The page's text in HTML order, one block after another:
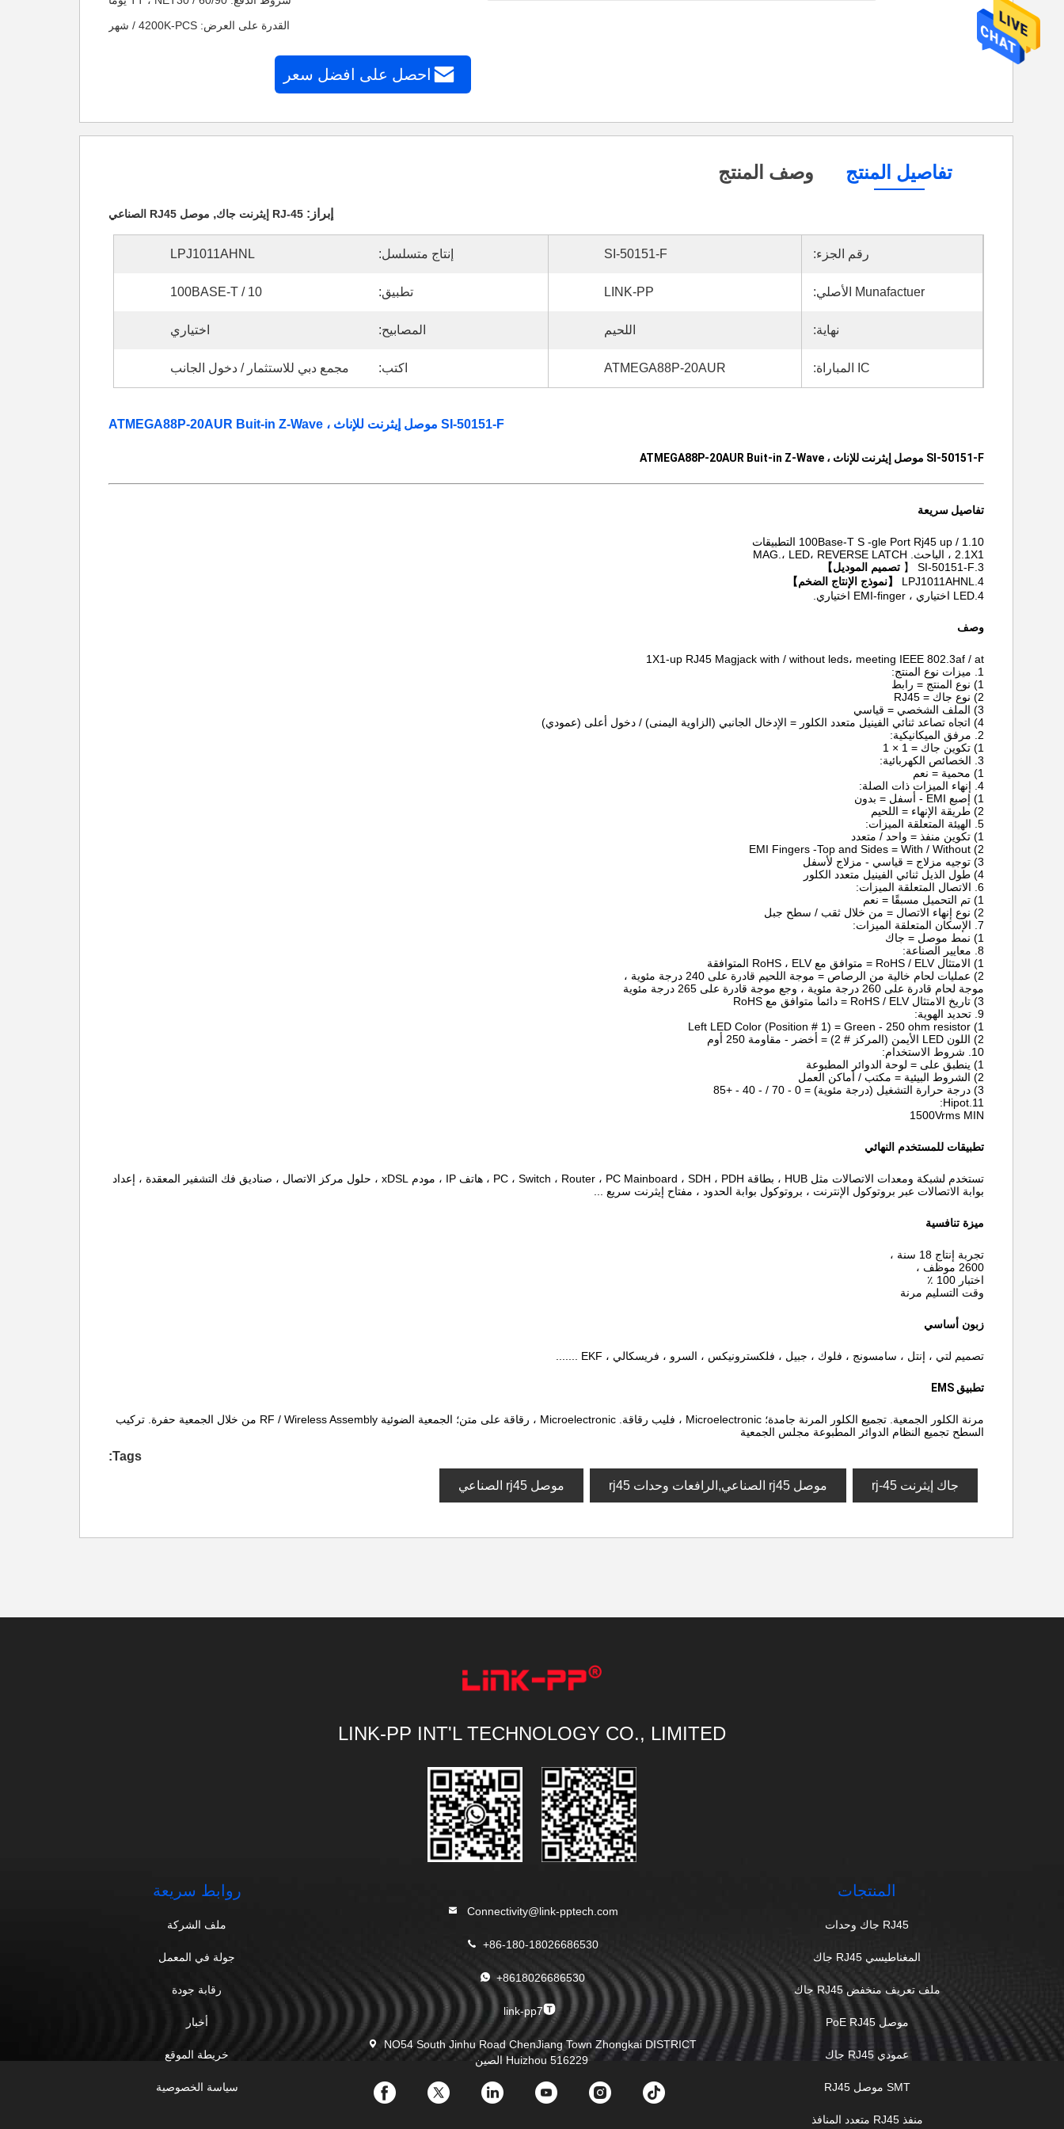
القدرة على العرض: 4200K-PCS / شهر
احصل على افضل سعر
تفاصيل المنتج وصف المنتج
إبراز: RJ-45 إيثرنت جاك , موصل RJ45 الصناعي
رقم الجزء: SI-50151-F إنتاج متسلسل: LPJ1011AHNL
Munafactuer الأصلي: LINK-PP تطبيق: 10 / 100BASE-T
نهاية: اللحيم المصابيح: اختياري
IC المباراة: ATMEGA88P-20AUR اكتب: مجمع دبي للاستثمار / دخول الجانب
SI-50151-F موصل إيثرنت للإناث ، ATMEGA88P-20AUR Buit-in Z-Wave
SI-50151-F موصل إيثرنت للإناث ، ATMEGA88P-20AUR Buit-in Z-Wave
تفاصيل سريعة
1.10 / 100Base-T
S -gle Port Rj45 up التطبيقات
2.1X1 ، الباحث. MAG.، LED، REVERSE LATCH
3.SI-50151-F 【
تصميم الموديل】
4.LPJ1011AHNL
【نموذج الإنتاج الضخم】
4.LED اختياري ، EMI-finger اختياري.
وصف
1X1-up RJ45 Magjack with / without leds، meeting IEEE 802.3af / at
1. ميزات نوع المنتج:
1) نوع المنتج = رابط
2) نوع جاك = RJ45
3) الملف الشخصي = قياسي
4) اتجاه تصاعد ثنائي الفينيل متعدد الكلور = الإدخال الجانبي (الزاوية اليمنى) / دخول أعلى (عمودي)
2. مرفق الميكانيكية:
1) تكوين جاك = 1 × 1
3. الخصائص الكهربائية:
1) محمية = نعم
4. إنهاء الميزات ذات الصلة:
1) إصبع EMI - أسفل = بدون
2) طريقة الإنهاء = اللحيم
5. الهيئة المتعلقة الميزات:
1) تكوين منفذ = واحد / متعدد
2) EMI Fingers -Top and Sides = With / Without
3) توجيه مزلاج = قياسي - مزلاج لأسفل
4) طول الذيل ثنائي الفينيل متعدد الكلور
6. الاتصال المتعلقة الميزات:
1) تم التحميل مسبقًا = نعم
2) نوع إنهاء الاتصال = من خلال ثقب / سطح جبل
7. الإسكان المتعلقة الميزات:
1) نمط موصل = جاك
8. معايير الصناعة:
1) الامتثال RoHS / ELV = متوافق مع RoHS ، ELV المتوافقة
2) عمليات لحام خالية من الرصاص = موجة اللحيم قادرة على 240 درجة مئوية ،
موجة لحام قادرة على 260 درجة مئوية ، وجع موجة قادرة على 265 درجة مئوية
3) تاريخ الامتثال RoHS / ELV = دائما متوافق مع RoHS
9. تحديد الهوية:
1) Left LED Color (Position # 1) = Green - 250 ohm resistor
2) اللون LED الأيمن (المركز # 2) = أخضر - مقاومة 250 أوم
10. شروط الاستخدام:
1) ينطبق على = لوحة الدوائر المطبوعة
2) الشروط البيئية = مكتب / أماكن العمل
3) درجة حرارة التشغيل (درجة مئوية) = 0 - 70 / - 40 - +85
11.Hipot:
1500Vrms MIN
تطبيقات للمستخدم النهائي
تستخدم لشبكة ومعدات الاتصالات مثل HUB ، بطاقة PC ، Switch ، Router ، PC Mainboard ، SDH ، PDH ، هاتف IP ، مودم xDSL ،
حلول مركز الاتصال ، صناديق فك التشفير المعقدة ، إعداد
بوابة الاتصالات عبر بروتوكول الإنترنت ، بروتوكول بوابة الحدود ، مفتاح إيثرنت سريع ...
ميزة تنافسية
تجربة إنتاج 18 سنة ،
2600 موظف ،
اختبار 100 ٪
وقت التسليم مرنة
زبون أساسي
تصميم لتي ، إنتل ، سامسونج ، فلوك ، جبيل ، فلكسترونيكس ، السرو ، فريسكالي ، EKF .......
تطبيق EMS
مرنة الكلور الجمعية. تجميع الكلور المرنة جامدة؛ Microelectronic ، فليب رقاقة. Microelectronic ، رقاقة على متن؛ الجمعية الضوئية RF / Wireless Assembly من خلال الجمعية حفرة. تركيب
السطح تجميع النظام الدوائر المطبوعة مجلس الجمعية
Tags:
جاك إيثرنت rj-45 موصل rj45 الصناعي,الرافعات وحدات rj45 موصل rj45 الصناعي
LINK-PP INT'L TECHNOLOGY CO., LIMITED
المنتجات
RJ45 جاك وحدات
المغناطيسي RJ45 جاك
ملف تعريف منخفض RJ45 جاك
موصل PoE RJ45
عمودي RJ45 جاك
SMT موصل RJ45
منفذ RJ45 متعدد المنافذ
Connectivity@link-pptech.com
+86-180-18026686530
+8618026686530
link-pp7
NO54 South Jinhu Road ChenJiang Town Zhongkai DISTRICT
Huizhou 516229 الصين
روابط سريعة
ملف الشركة
جولة في المعمل
رقابة جودة
أخبار
خريطة الموقع
سياسة الخصوصية